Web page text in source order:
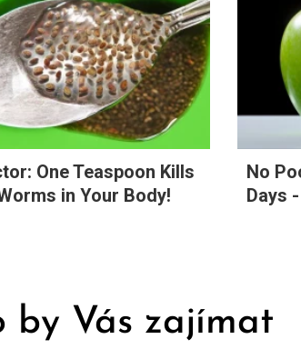
One Teaspoon Kills
in Your Body!
No
Days
by Vás zajímat